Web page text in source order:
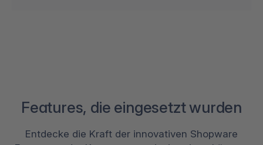
Features, die eingesetzt wurden
Entdecke die Kraft der innovativen Shopware